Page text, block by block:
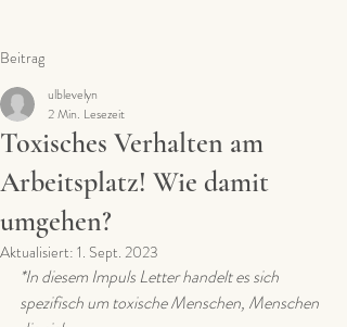
Beitrag
Toxisches Verhalten am
Arbeitsplatz! Wie damit
umgehen?
ulblevelyn
2 Min. Lesezeit
Aktualisiert: 1. Sept. 2023
*In diesem Impuls Letter handelt es sich
spezifisch um toxische Menschen, Menschen